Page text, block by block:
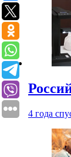
4 года